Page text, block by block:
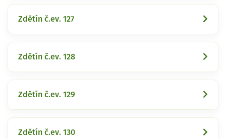
Zdětín č.ev. 127
Zdětín č.ev. 128
Zdětín č.ev. 129
Zdětín č.ev. 130